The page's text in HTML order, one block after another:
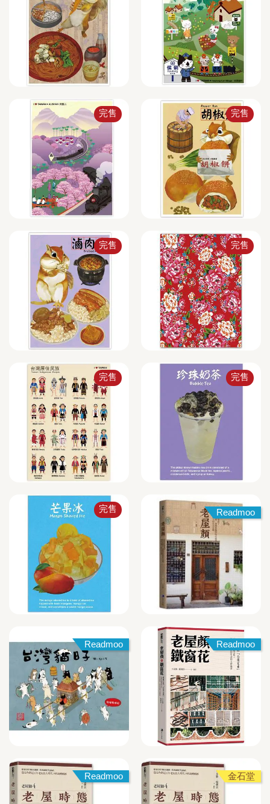
完售 完售
完售 完售
完售 完售
完售 Readmoo
Readmoo Readmoo
Readmoo 金石堂